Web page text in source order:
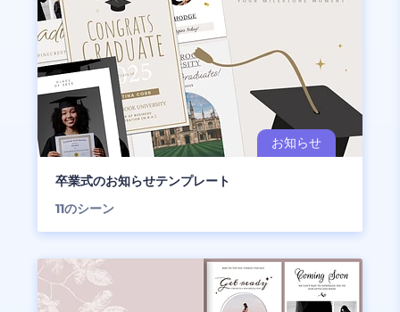
卒業式のお知らせテンプレート
11のシーン